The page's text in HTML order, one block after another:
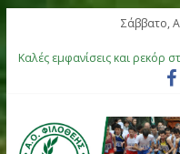
Καλές εμφανίσεις και
Αργυρό μετάλλιο η
Επιτυχίες για τους
στη Θήβα